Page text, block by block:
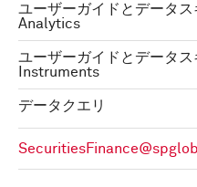
ユーザーガイドとデータ
Analytics
ユーザーガイドとデータ
Instruments
データクエリ